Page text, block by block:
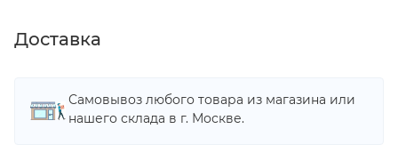
Доставка
Самовывоз любого товара из магазина или
нашего склада в г. Москве.